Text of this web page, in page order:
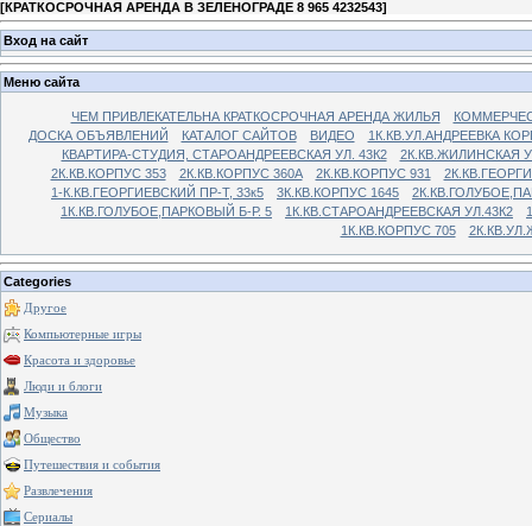
[КРАТКОСРОЧНАЯ АРЕНДА В ЗЕЛЕНОГРАДЕ 8 965 4232543]
Вход на сайт
Меню сайта
ЧЕМ ПРИВЛЕКАТЕЛЬНА КРАТКОСРОЧНАЯ АРЕНДА ЖИЛЬЯ
ДОСКА ОБЪЯВЛЕНИЙ
КАТАЛОГ САЙТОВ ВИДЕО
1К.КВ.УЛ.АНДРЕЕВКА
КВАРТИРА-СТУДИЯ, СТАРОАНДРЕЕВСКАЯ УЛ. 43К2
2К.КВ.ЖИЛИНСКАЯ
2К.КВ.КОРПУС 353
2К.КВ.КОРПУС 360А 2К.КВ.КОРПУС 931
1-К.КВ.ГЕОРГИЕВСКИЙ ПР-Т, 33к5
3К.КВ.КОРПУС 1645
1К.КВ.ГОЛУБОЕ,ПАРКОВЫЙ Б-Р. 5
1К.КВ.СТАРОАНДРЕЕВСКАЯ УЛ.43К2
1К.КВ.КОРПУС 705
Categories
Другое
Компьютерные игры
Красота и здоровье
Люди и блоги
Музыка
Общество
Путешествия и события
Развлечения
Сериалы